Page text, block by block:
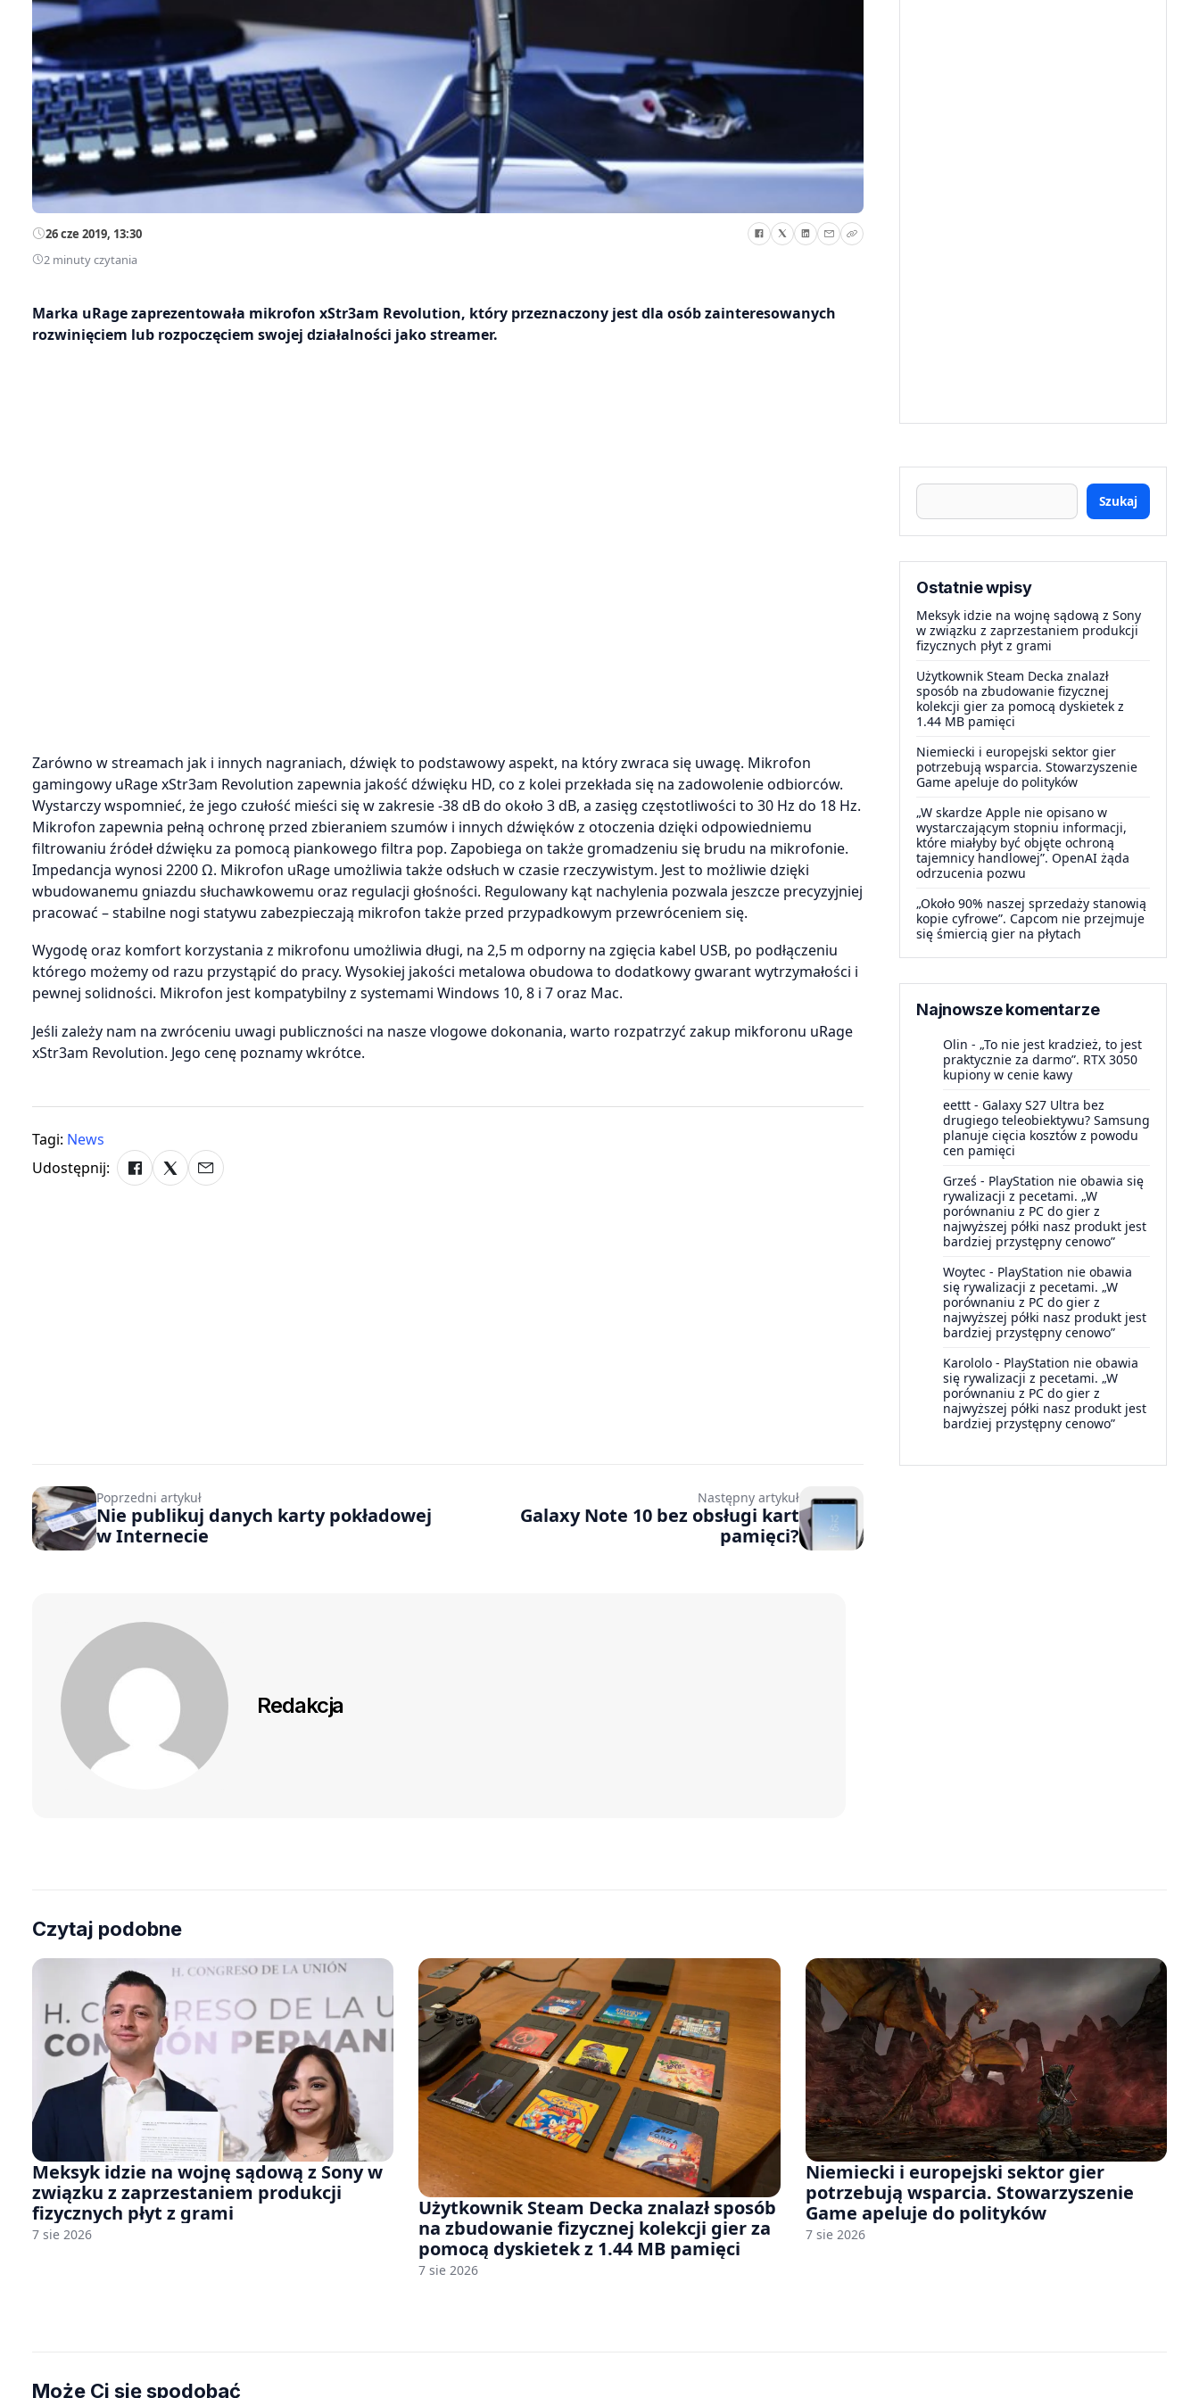
26 cze 2019, 13:30
2 minuty czytania
Marka uRage zaprezentowała mikrofon xStr3am Revolution, który przeznaczony jest dla osób zainteresowanych
rozwinięciem lub rozpoczęciem swojej działalności jako streamer.
Zarówno w streamach jak i innych nagraniach, dźwięk to podstawowy aspekt, na który zwraca się uwagę. Mikrofon
gamingowy uRage xStr3am Revolution zapewnia jakość dźwięku HD, co z kolei przekłada się na zadowolenie odbiorców.
Wystarczy wspomnieć, że jego czułość mieści się w zakresie -38 dB do około 3 dB, a zasięg częstotliwości to 30 Hz do 18 Hz.
Mikrofon zapewnia pełną ochronę przed zbieraniem szumów i innych dźwięków z otoczenia dzięki odpowiedniemu
filtrowaniu źródeł dźwięku za pomocą piankowego filtra pop. Zapobiega on także gromadzeniu się brudu na mikrofonie.
Impedancja wynosi 2200 Ω. Mikrofon uRage umożliwia także odsłuch w czasie rzeczywistym. Jest to możliwie dzięki
wbudowanemu gniazdu słuchawkowemu oraz regulacji głośności. Regulowany kąt nachylenia pozwala jeszcze precyzyjniej
pracować – stabilne nogi statywu zabezpieczają mikrofon także przed przypadkowym przewróceniem się.
Wygodę oraz komfort korzystania z mikrofonu umożliwia długi, na 2,5 m odporny na zgięcia kabel USB, po podłączeniu
którego możemy od razu przystąpić do pracy. Wysokiej jakości metalowa obudowa to dodatkowy gwarant wytrzymałości i
pewnej solidności. Mikrofon jest kompatybilny z systemami Windows 10, 8 i 7 oraz Mac.
Jeśli zależy nam na zwróceniu uwagi publiczności na nasze vlogowe dokonania, warto rozpatrzyć zakup mikforonu uRage
xStr3am Revolution. Jego cenę poznamy wkrótce.
Tagi: News
Udostępnij:
Szukaj
Ostatnie wpisy
Meksyk idzie na wojnę sądową z Sony
w związku z zaprzestaniem produkcji
fizycznych płyt z grami
Użytkownik Steam Decka znalazł
sposób na zbudowanie fizycznej
kolekcji gier za pomocą dyskietek z
1.44 MB pamięci
Niemiecki i europejski sektor gier
potrzebują wsparcia. Stowarzyszenie
Game apeluje do polityków
„W skardze Apple nie opisano w
wystarczającym stopniu informacji,
które miałyby być objęte ochroną
tajemnicy handlowej”. OpenAI żąda
odrzucenia pozwu
„Około 90% naszej sprzedaży stanowią
kopie cyfrowe”. Capcom nie przejmuje
się śmiercią gier na płytach
Najnowsze komentarze
Olin - „To nie jest kradzież, to jest
praktycznie za darmo”. RTX 3050
kupiony w cenie kawy
eettt - Galaxy S27 Ultra bez
drugiego teleobiektywu? Samsung
planuje cięcia kosztów z powodu
cen pamięci
Grześ - PlayStation nie obawia się
rywalizacji z pecetami. „W
porównaniu z PC do gier z
najwyższej półki nasz produkt jest
bardziej przystępny cenowo”
Woytec - PlayStation nie obawia
się rywalizacji z pecetami. „W
porównaniu z PC do gier z
najwyższej półki nasz produkt jest
bardziej przystępny cenowo”
Karololo - PlayStation nie obawia
się rywalizacji z pecetami. „W
porównaniu z PC do gier z
najwyższej półki nasz produkt jest
bardziej przystępny cenowo”
Poprzedni artykuł
Nie publikuj danych karty pokładowej
w Internecie
Następny artykuł
Galaxy Note 10 bez obsługi kart
pamięci?
Redakcja
Czytaj podobne
Meksyk idzie na wojnę sądową z Sony w
związku z zaprzestaniem produkcji
fizycznych płyt z grami
7 sie 2026
Użytkownik Steam Decka znalazł sposób
na zbudowanie fizycznej kolekcji gier za
pomocą dyskietek z 1.44 MB pamięci
7 sie 2026
Niemiecki i europejski sektor gier
potrzebują wsparcia. Stowarzyszenie
Game apeluje do polityków
7 sie 2026
Może Ci się spodobać